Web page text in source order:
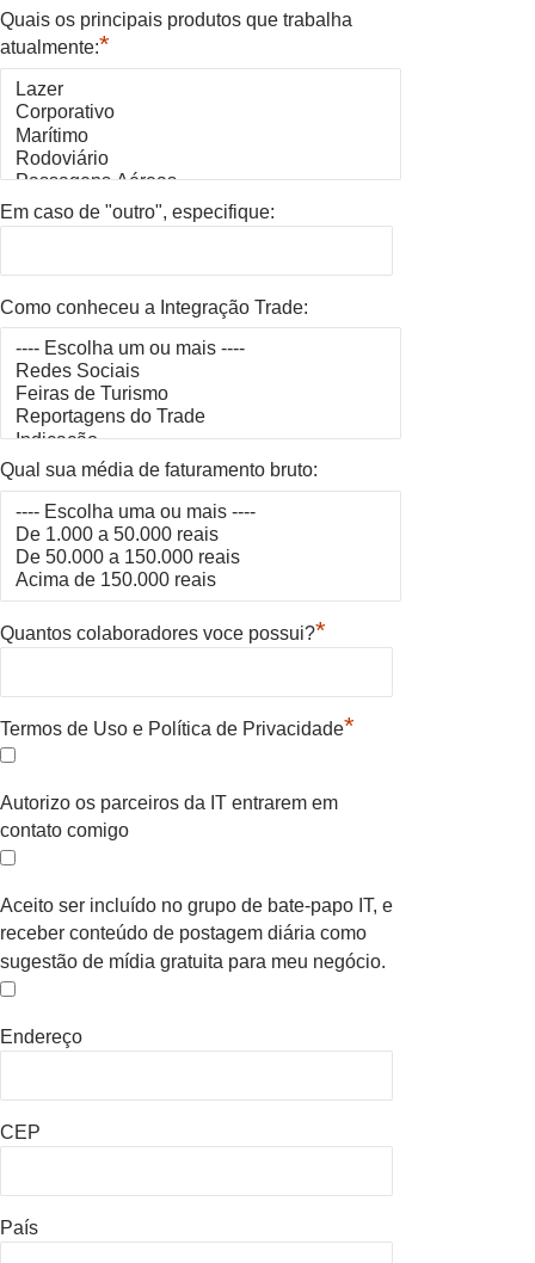
Quais os principais produtos que trabalha
atualmente:*
Em caso de "outro", especifique:
Como conheceu a Integração Trade:
Qual sua média de faturamento bruto:
Quantos colaboradores voce possui?*
Termos de Uso e Política de Privacidade*
Autorizo os parceiros da IT entrarem em
contato comigo
Aceito ser incluído no grupo de bate-papo IT, e
receber conteúdo de postagem diária como
sugestão de mídia gratuita para meu negócio.
Endereço
CEP
País